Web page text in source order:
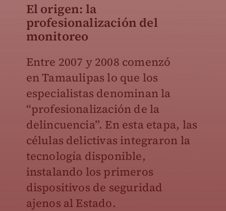
El origen: la
profesionalización del
monitoreo
Entre 2007 y 2008 comenzó
enTamaulipas lo que los
especialistas denominan la
“profesionalización de la
delincuencia”. En esta etapa, las
células delictivas integraron la
tecnología disponible,
instalando los primeros
dispositivos de seguridad
ajenos al Estado.